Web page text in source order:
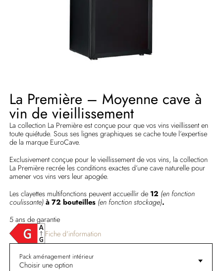
La Première – Moyenne cave à
vin de vieillissement
La collection La Première est conçue pour que vos vins vieillissent en
toute quiétude. Sous ses lignes graphiques se cache toute l’expertise
de la marque EuroCave.
Exclusivement conçue pour le vieillissement de vos vins, la collection
La Première recrée les conditions exactes d’une cave naturelle pour
amener vos vins vers leur apogée.
Les clayettes multifonctions peuvent accueillir de 12 (en fonction
coulissante)à 72 bouteilles (en fonction stockage).
5 ans de garantie
Fiche d'information
Pack aménagement intérieur
Choisir une option